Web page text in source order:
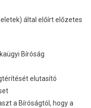
által előírt előzetes
Bíróság
elutasító
a Bíróságtól, hogy a